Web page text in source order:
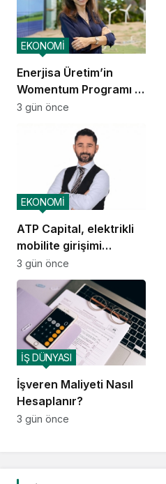
Enerjisa Üretim’in
Womentum Programı 5
yılda yaklaşık 11 bin
EKONOMİ
3 gün önce
ATP Capital, elektrikli
mobilite girişimi
Voltivo’yu kuruyor
EKONOMİ
3 gün önce
İşveren Maliyeti Nasıl
Hesaplanır?
İŞ DÜNYASI
3 gün önce